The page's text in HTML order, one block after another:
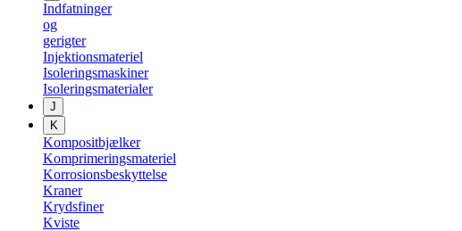
Indfatninger
og
gerigter
Injektionsmateriel
Isoleringsmaskiner
Isoleringsmaterialer
J
K
Kompositbjælker
Komprimeringsmateriel
Korrosionsbeskyttelse
Kraner
Krydsfiner
Kviste